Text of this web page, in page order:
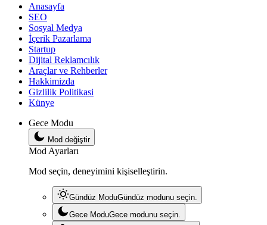
Anasayfa
SEO
Sosyal Medya
İçerik Pazarlama
Startup
Dijital Reklamcılık
Araçlar ve Rehberler
Hakkimizda
Gizlilik Politikasi
Künye
Gece Modu
Mod değiştir
Mod Ayarları
Mod seçin, deneyimini kişiselleştirin.
Gündüz ModuGündüz modunu seçin.
Gece ModuGece modunu seçin.